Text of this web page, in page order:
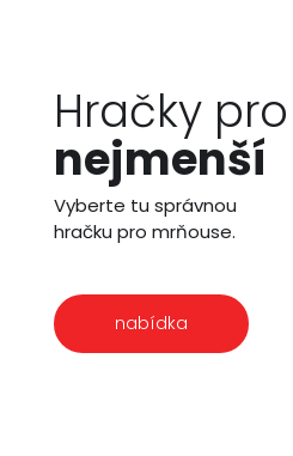
Hračky pro
nejmenší
Vyberte tu správnou
hračku pro mrňouse.
nabídka